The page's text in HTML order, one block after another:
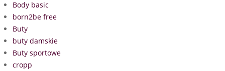
Body basic
born2be free
Buty
buty damskie
Buty sportowe
cropp